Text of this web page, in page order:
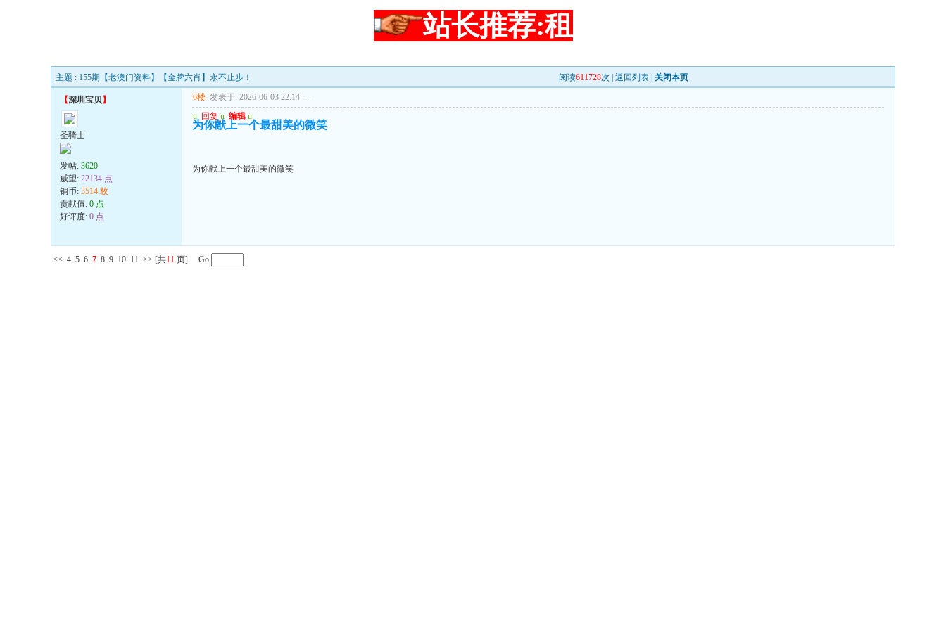
站长推荐:租
主题 : 155期【老澳门资料】【金牌六肖】永不止步！ 阅读611728次 | 返回列表 关闭本页
【深圳宝贝】
圣骑士
发帖: 3620
威望: 22134 点
铜币: 3514 枚
贡献值: 0 点
好评度: 0 点
6楼 发表于: 2026-06-03 22:14 ---
u 回复 u 编辑 u
为你献上一个最甜美的微笑
为你献上一个最甜美的微笑
<< 4 5 6 7 8 9 10 11 >> [共11 页] Go